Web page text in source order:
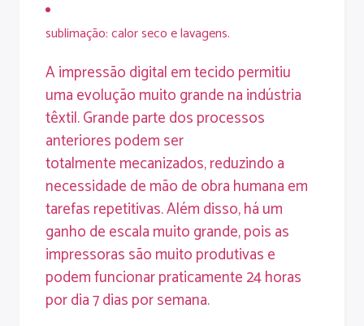
sublimação: calor seco e lavagens.
A impressão digital em tecido permitiu
uma evolução muito grande naindústria
têxtil. Grande parte dos processos
anteriores podem ser
totalmentemecanizados, reduzindo a
necessidade de mão de obra humana em
tarefas repetitivas. Além disso, há um
ganho de escala muito grande, pois as
impressoras são muito produtivas e
podem funcionar praticamente 24 horas
por dia 7 dias por semana.